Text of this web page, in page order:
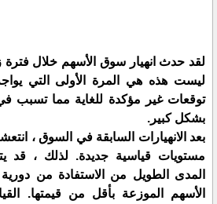
لقد حدث انهيار سوق الأسهم خلال
ليست هذه هي المرة الأولى التي
توقعات غير مؤكدة للغاية مما تسبب
بشكل كبير.
بعد الانهيارات السابقة في السوق ،
مستويات قياسية جديدة. لذلك ، قد
المدى الطويل من الاستفادة من
الأسهم الموزعة بأقل من قيمتها.